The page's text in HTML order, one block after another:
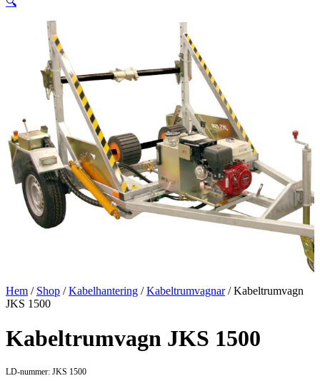
Hem / Shop /Kabelhantering /Kabeltrumvagnar/ Kabeltrumvagn
JKS 1500
Kabeltrumvagn JKS 1500
LD-nummer: JKS 1500